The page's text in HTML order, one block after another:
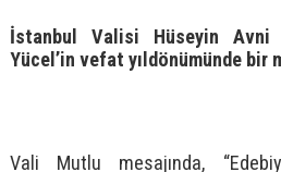
İstanbul Valisi Hüseyin
Yücel’in vefat yıldönümünde bir
Vali Mutlu mesajında,